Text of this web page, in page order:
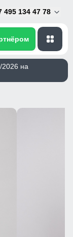
495 134 47 78
на